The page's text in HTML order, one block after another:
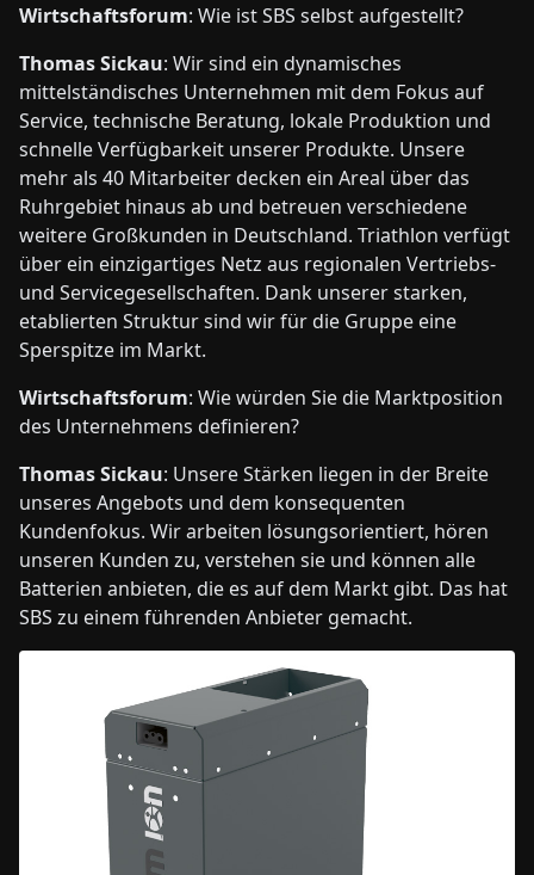
Wirtschaftsforum: Wie ist SBS selbst aufgestellt?
Thomas Sickau: Wir sind ein dynamisches
mittelständisches Unternehmen mit dem Fokus auf
Service, technische Beratung, lokale Produktion und
schnelle Verfügbarkeit unserer Produkte. Unsere
mehr als 40 Mitarbeiter decken ein Areal über das
Ruhrgebiet hinaus ab und betreuen verschiedene
weitere Großkunden in Deutschland. Triathlon verfügt
über ein einzigartiges Netz aus regionalen Vertriebs-
und Servicegesellschaften. Dank unserer starken,
etablierten Struktur sind wir für die Gruppe eine
Sperspitze im Markt.
Wirtschaftsforum: Wie würden Sie die Marktposition
des Unternehmens definieren?
Thomas Sickau: Unsere Stärken liegen in der Breite
unseres Angebots und dem konsequenten
Kundenfokus. Wir arbeiten lösungsorientiert, hören
unseren Kunden zu, verstehen sie und können alle
Batterien anbieten, die es auf dem Markt gibt. Das hat
SBS zu einem führenden Anbieter gemacht.